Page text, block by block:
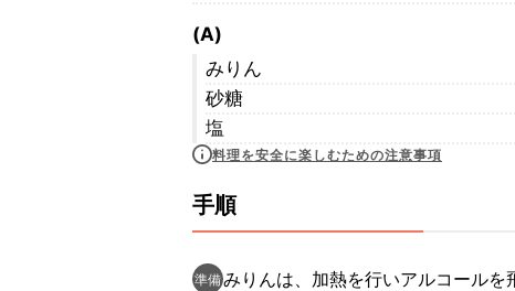
(A)
みりん
砂糖
塩
料理を安全に楽しむための注意事項
手順
準備みりんは、加熱を行いアルコールを